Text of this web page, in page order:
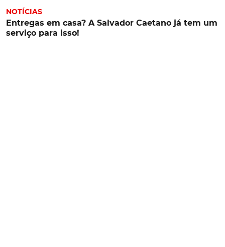
NOTÍCIAS
Entregas em casa? A Salvador Caetano já tem um
serviço para isso!